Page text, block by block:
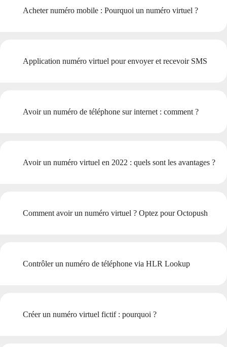
Acheter numéro mobile : Pourquoi un numéro virtuel ?
Application numéro virtuel pour envoyer et recevoir SMS
Avoir un numéro de téléphone sur internet : comment ?
Avoir un numéro virtuel en 2022 : quels sont les avantages ?
Comment avoir un numéro virtuel ? Optez pour Octopush
Contrôler un numéro de téléphone via HLR Lookup
Créer un numéro virtuel fictif : pourquoi ?